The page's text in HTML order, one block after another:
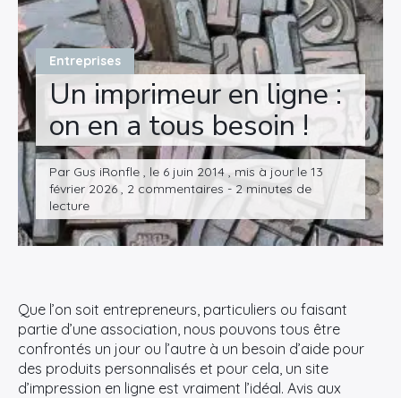
Entreprises
Un imprimeur en ligne :
on en a tous besoin !
Par Gus iRonfle , le 6 juin 2014 , mis à jour le 13
février 2026 , 2 commentaires - 2 minutes de
lecture
Que l’on soit entrepreneurs, particuliers ou faisant
partie d’une association, nous pouvons tous être
confrontés un jour ou l’autre à un besoin d’aide pour
des produits personnalisés et pour cela, un site
d’impression en ligne est vraiment l’idéal. Avis aux